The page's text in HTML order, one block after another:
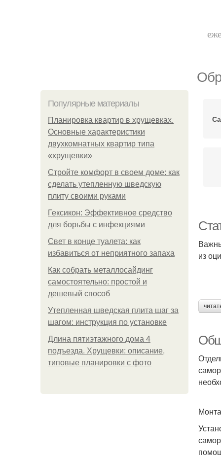
Популярные материалы
Планировка квартир в хрущевках.
Основные характеристики
двухкомнатных квартир типа
«хрущевки»
Стройте комфорт в своем доме: как
сделать утепленную шведскую
плиту своими руками
Гексикон: Эффективное средство
для борьбы с инфекциями
Свет в конце туалета: как
избавиться от неприятного запаха
Как собрать металлосайдинг
самостоятельно: простой и
дешевый способ
Утепленная шведская плита шаг за
шагом: инструкция по установке
Длина пятиэтажного дома 4
подъезда. Хрущевки: описание,
типовые планировки с фото
из